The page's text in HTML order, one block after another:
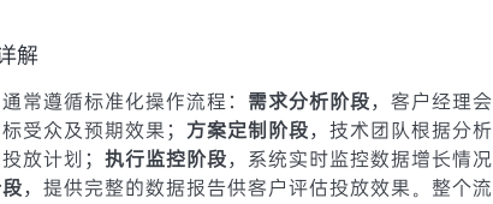
解
常遵循标准化操作流程： 需求分析阶段，客户经理会
受众及预期效果； 方案定制阶段，技术团队根据分析
放计划； 执行监控阶段，系统实时监控数据增长情况
，提供完整的数据报告供客户评估投放效果。整个流